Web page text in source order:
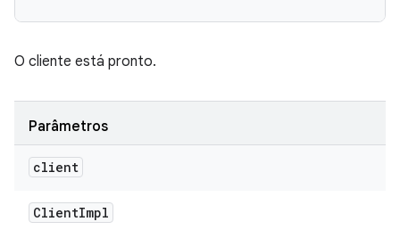
O cliente está pronto.
Parâmetros
client
ClientImpl